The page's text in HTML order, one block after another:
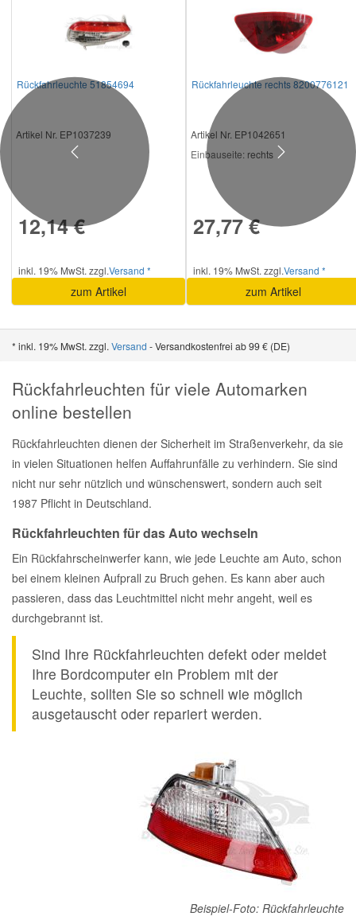
Rückfahrleuchte 51854694
Artikel Nr. EP1037239
12,14 €
inkl. 19% MwSt. zzgl.Versand *
zum Artikel
Rückfahrleuchte rechts 8200776121
Artikel Nr. EP1042651
Einbauseite: rechts
27,77 €
inkl. 19% MwSt. zzgl.Versand *
zum Artikel
Previous Next
* inkl. 19% MwSt. zzgl. Versand - Versandkostenfrei ab 99 € (DE)
Rückfahrleuchten für viele Automarken
online bestellen
Rückfahrleuchten dienen der Sicherheit im Straßenverkehr, da sie
in vielen Situationen helfen Auffahrunfälle zu verhindern. Sie sind
nicht nur sehr nützlich und wünschenswert, sondern auch seit
1987 Pflicht in Deutschland.
Rückfahrleuchten für das Auto wechseln
Ein Rückfahrscheinwerfer kann, wie jede Leuchte am Auto, schon
bei einem kleinen Aufprall zu Bruch gehen. Es kann aber auch
passieren, dass das Leuchtmittel nicht mehr angeht, weil es
durchgebrannt ist.
Sind Ihre Rückfahrleuchten defekt oder meldet
Ihre Bordcomputer ein Problem mit der
Leuchte, sollten Sie so schnell wie möglich
ausgetauscht oder repariert werden.
Beispiel-Foto: Rückfahrleuchte